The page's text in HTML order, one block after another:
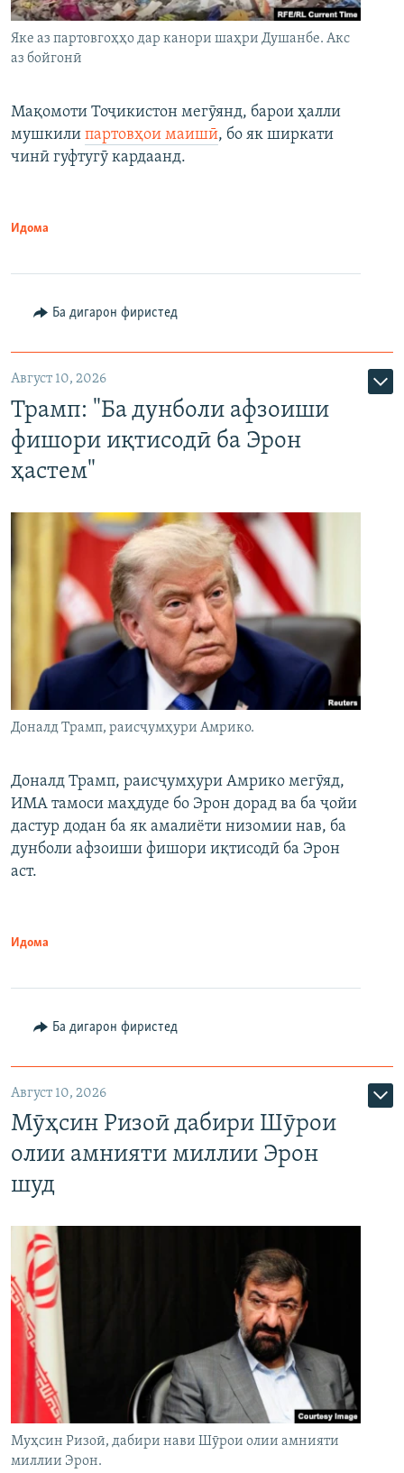
Яке аз партовгоҳҳо дар канори шаҳри Душанбе. Акс
аз бойгонӣ
Мақомоти Тоҷикистон мегӯянд, барои ҳалли
мушкили партовҳои маишӣ, бо як ширкати
чинӣ гуфтугӯ кардаанд.
Идома
Ба дигарон фиристед
Август 10, 2026
Трамп: "Ба дунболи афзоиши
фишори иқтисодӣ ба Эрон
ҳастем"
Доналд Трамп, раисҷумҳури Амрико.
Доналд Трамп, раисҷумҳури Амрико мегӯяд,
ИМА тамоси маҳдуде бо Эрон дорад ва ба ҷойи
дастур додан ба як амалиёти низомии нав, ба
дунболи афзоиши фишори иқтисодӣ ба Эрон
аст.
Идома
Ба дигарон фиристед
Август 10, 2026
Мӯҳсин Ризоӣ дабири Шӯрои
олии амнияти миллии Эрон
шуд
Муҳсин Ризоӣ, дабири нави Шӯрои олии амнияти
миллии Эрон.